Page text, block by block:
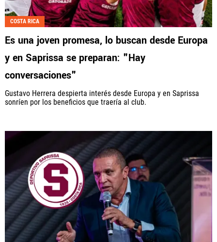
COSTA RICA
Es una joven promesa, lo buscan desde Europa
y en Saprissa se preparan: "Hay
conversaciones"
Gustavo Herrera despierta interés desde Europa y en Saprissa
sonríen por los beneficios que traería al club.